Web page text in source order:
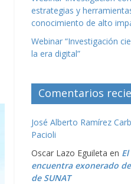
estrategias y
conocimiento de alto
Webinar “Investigación
la era digital”
Comentarios
José Alberto Ramírez
Pacioli
Oscar Lazo Eguileta en
encuentra exonerado
de SUNAT